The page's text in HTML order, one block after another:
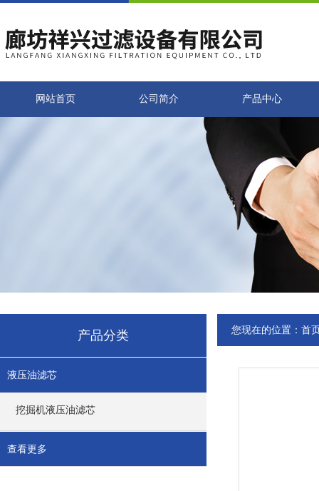
网站首页 公司简介 产品中心
产品分类
液压油滤芯
挖掘机液压油滤芯
查看更多
您现在的位置： 首